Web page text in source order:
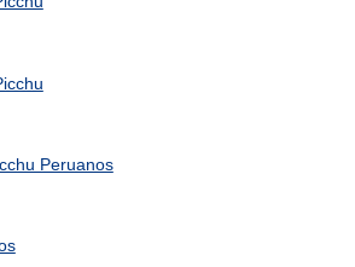
Peruanos